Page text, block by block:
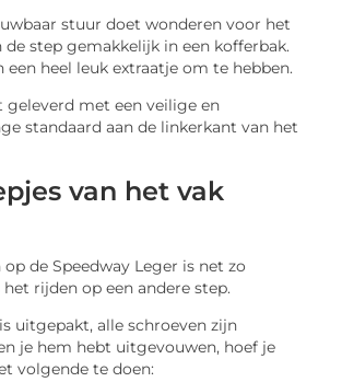
stuur doet wonderen voor het
de step gemakkelijk in een kofferbak.
een heel leuk extraatje om te hebben.
geleverd met een veilige en
standaard aan de linkerkant van het
van het vak
de Speedway Leger is net zo
rijden op een andere step.
uitgepakt, alle schroeven zijn
je hem hebt uitgevouwen, hoef je
volgende te doen: